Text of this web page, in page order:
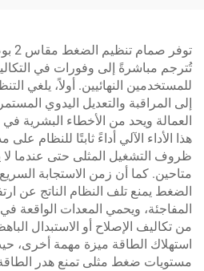
تُترجم مباشرةً إلى وفورات في
للمستخدمين النهائيين. أولاً، يلغي
إلى المراقبة والتعديل اليدوي
العمالة ويحد من الأخطاء البشرية
هذا الأداء الآلي أداءً ثابتًا للنظام
ظروف التشغيل المثلى حتى عندما
متاحين. كما أن زمن الاستجابة
الضغط يمنع تلف النظام الناتج عن
المفاجئة، ويحمي المعدات الواقعة
من تكاليف الإصلاح أو الاستبدال
استهلاك الطاقة ميزة مهمة أخرى،
مستويات ضغط مثلى تمنع هدر الطاقة